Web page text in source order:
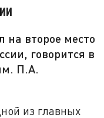
второе место
говорится в
П.А.
из главных